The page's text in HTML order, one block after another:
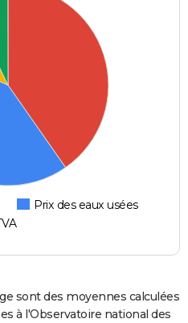
Prix des eaux usées
sont des moyennes calculées
à l'Observatoire national des